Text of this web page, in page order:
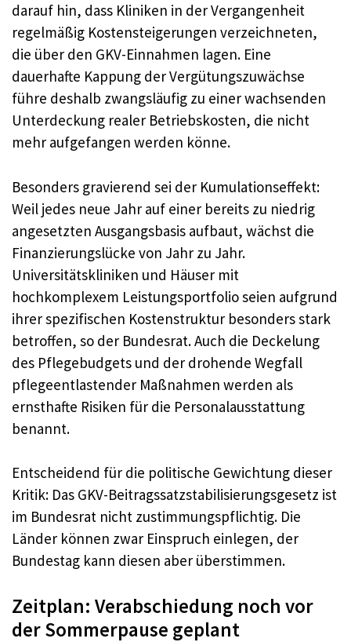
darauf hin, dass Kliniken in der Vergangenheit
regelmäßig Kostensteigerungen verzeichneten,
die über den GKV-Einnahmen lagen. Eine
dauerhafte Kappung der Vergütungszuwächse
führe deshalb zwangsläufig zu einer wachsenden
Unterdeckung realer Betriebskosten, die nicht
mehr aufgefangen werden könne.
Besonders gravierend sei der Kumulationseffekt:
Weil jedes neue Jahr auf einer bereits zu niedrig
angesetzten Ausgangsbasis aufbaut, wächst die
Finanzierungslücke von Jahr zu Jahr.
Universitätskliniken und Häuser mit
hochkomplexem Leistungsportfolio seien aufgrund
ihrer spezifischen Kostenstruktur besonders stark
betroffen, so der Bundesrat. Auch die Deckelung
des Pflegebudgets und der drohende Wegfall
pflegeentlastender Maßnahmen werden als
ernsthafte Risiken für die Personalausstattung
benannt.
Entscheidend für die politische Gewichtung dieser
Kritik: Das GKV-Beitragssatzstabilisierungsgesetz ist
im Bundesrat nicht zustimmungspflichtig. Die
Länder können zwar Einspruch einlegen, der
Bundestag kann diesen aber überstimmen.
Zeitplan: Verabschiedung noch vor
der Sommerpause geplant